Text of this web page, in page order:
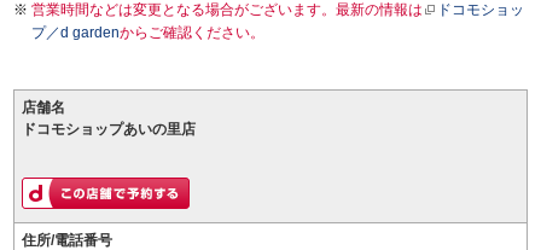
営業時間などは変更となる場合がございます。最新の情報は
ドコモショッ
プ／d gardenからご確認ください。
店舗名
ドコモショップあいの里店
住所/電話番号